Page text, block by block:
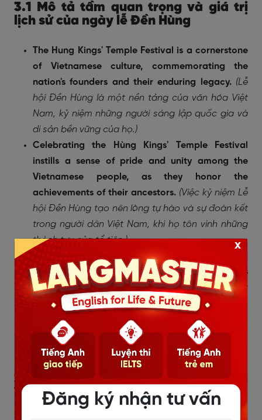
3.1 Mô tả tầm quan trọng và giá trị
lịch sử của ngày lễ Đền Hùng
The Hung Kings' Temple Festival is a cornerstone
of Vietnamese culture, commemorating the
nation's founders and their enduring legacy.(Lễ
hội Đền Hùng là một nền tảng của văn hóa Việt
Nam, kỷ niệm những người sáng lập quốc gia và
di sản bền vững của họ.)
Celebrating the Hùng Kings' Temple Festival
instills a sense of pride and unity among the
Vietnamese people, as they honor the
achievements of their ancestors. (Việc kỷ niệm Lễ
hội Đền Hùng tạo nên lòng tự hào và sự đoàn kết
trong người dân Việt Nam, khi họ tôn vinh những
thành tựu của tổ tiên.)
The Hùng Kings' Temple Festival serves as a living
museum, showcasing the traditions and beliefs
that have shaped Vietnamese society over
millennia. (Lễ hội Đền Hùng phục vụ như một bảo
tàng sống, trưng bày các truyền thống và niềm tin
đã hình thành nên xã hội Việt Nam qua hàng ngàn
năm.)
3.2 Mô tả không khí ngày Giỗ tổ Hùng
VươngĐăng ký nhận tư vấn
x